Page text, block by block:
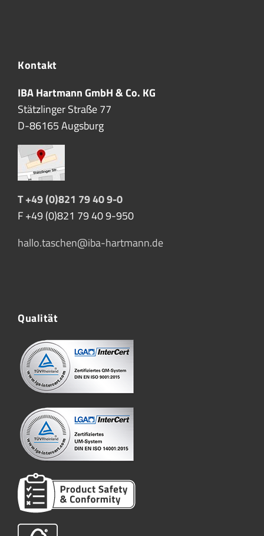
Kontakt
IBA Hartmann GmbH & Co. KG
Stätzlinger Straße 77
D-86165 Augsburg
T +49 (0)821 79 40 9-0
F +49 (0)821 79 40 9-950
hallo.taschen@iba-hartmann.de
Qualität